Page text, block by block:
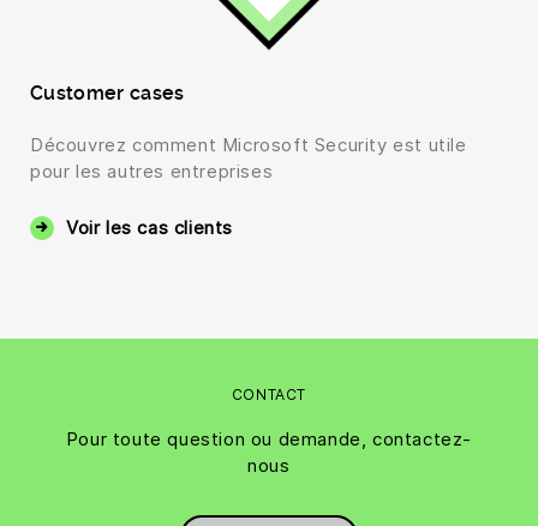
Customer cases
Découvrez comment Microsoft Security est utile
pour les autres entreprises
Voir les cas clients
CONTACT
Pour toute question ou demande, contactez-
nous